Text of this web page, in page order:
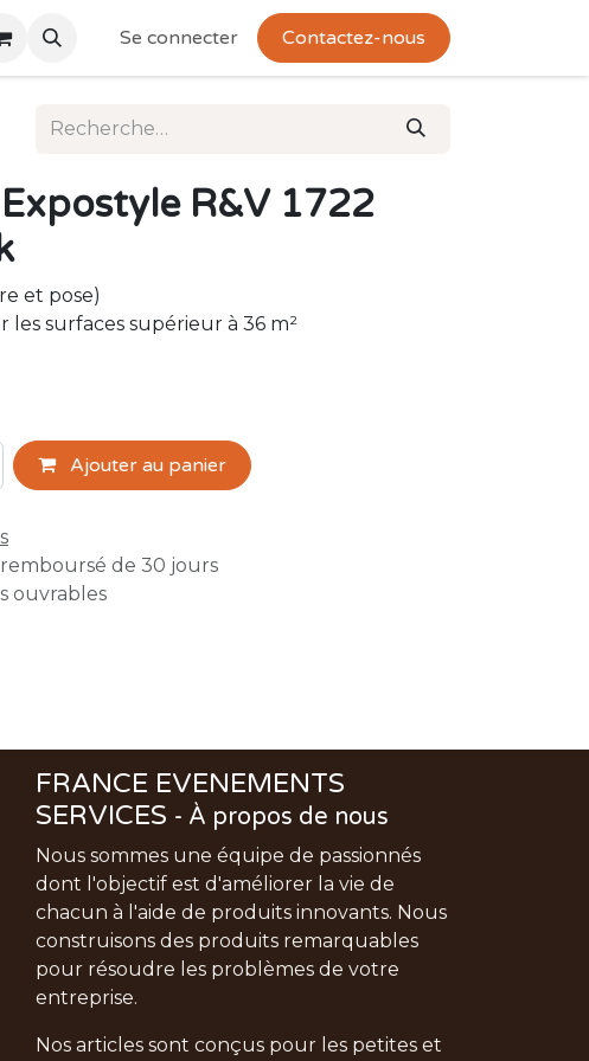
Se connecter Contactez-nous
R&V 1722
et pose)
surfaces supérieur à 36 m²
Ajouter au panier
de 30 jours
ouvrables
FRANCE EVENEMENTS
SERVICES - À propos de nous
Nous sommes une équipe de passionnés
dont l'objectif est d'améliorer la vie de
chacun à l'aide de produits innovants. Nous
construisons des produits remarquables
pour résoudre les problèmes de votre
entreprise.
Nos articles sont conçus pour les petites et